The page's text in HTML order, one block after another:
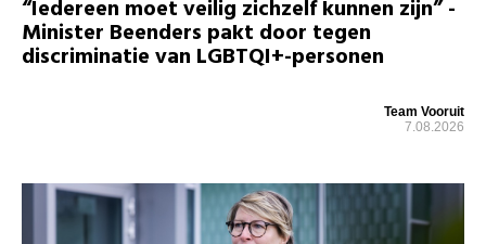
“Iedereen moet veilig zichzelf kunnen zijn” -
Minister Beenders pakt door tegen
discriminatie van LGBTQI+-personen
Team Vooruit
7.08.2026